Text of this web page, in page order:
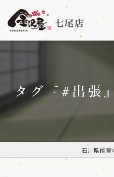
タグ『#出張
石川県能登